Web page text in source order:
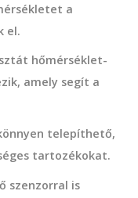
a
el.
hőmérséklet-
amely segít a
telepíthető,
tartozékokat.
szenzorral is